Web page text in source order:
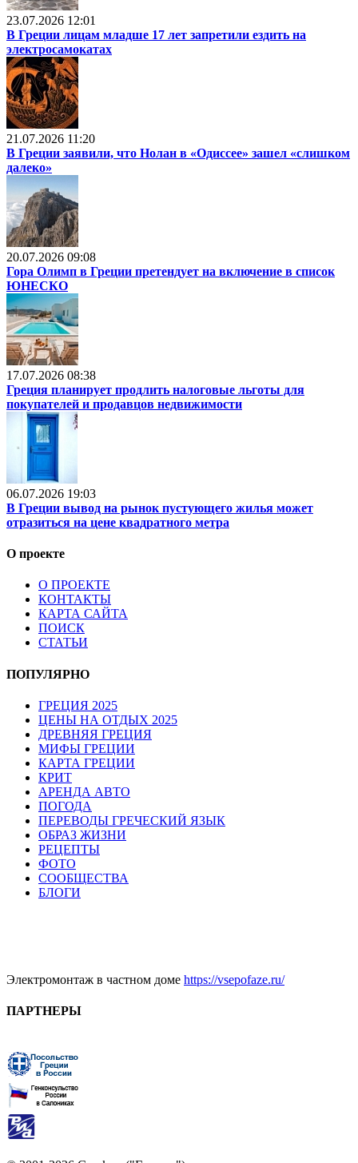
23.07.2026 12:01
В Греции лицам младше 17 лет запретили ездить на
электросамокатах
21.07.2026 11:20
В Греции заявили, что Нолан в «Одиссее» зашел «слишком
далеко»
20.07.2026 09:08
Гора Олимп в Греции претендует на включение в список
ЮНЕСКО
17.07.2026 08:38
Греция планирует продлить налоговые льготы для
покупателей и продавцов недвижимости
06.07.2026 19:03
В Греции вывод на рынок пустующего жилья может
отразиться на цене квадратного метра
О проекте
О ПРОЕКТЕ
КОНТАКТЫ
КАРТА САЙТА
ПОИСК
СТАТЬИ
ПОПУЛЯРНО
ГРЕЦИЯ 2025
ЦЕНЫ НА ОТДЫХ 2025
ДРЕВНЯЯ ГРЕЦИЯ
МИФЫ ГРЕЦИИ
КАРТА ГРЕЦИИ
КРИТ
АРЕНДА АВТО
ПОГОДА
ПЕРЕВОДЫ ГРЕЧЕСКИЙ ЯЗЫК
ОБРАЗ ЖИЗНИ
РЕЦЕПТЫ
ФОТО
СООБЩЕСТВА
БЛОГИ
Электромонтаж в частном доме https://vsepofaze.ru/
ПАРТНЕРЫ